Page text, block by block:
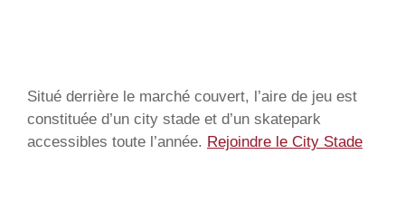
Situé derrière le marché couvert, l’aire de jeu est
constituée d’un city stade et d’un skatepark
accessibles toute l’année. Rejoindre le City Stade